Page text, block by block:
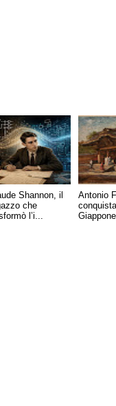
Shannon, il
che
l’i...
Antonio